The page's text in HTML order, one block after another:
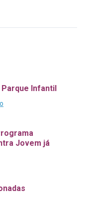
Infantil
Jovem já